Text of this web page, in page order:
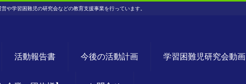
学習困難児の研究会などの教育支援事業を行っています。
活動報告書 今後の活動計画 学習困難児研究会動画